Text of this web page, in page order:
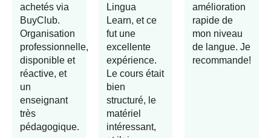
achetés via
BuyClub.
Organisation
professionnelle,
disponible et
réactive, et
un
enseignant
très
pédagogique.
Lingua
Learn, et ce
fut une
excellente
expérience.
Le cours était
bien
structuré, le
matériel
intéressant,
amélioration
rapide de
mon niveau
de langue. Je
recommande!